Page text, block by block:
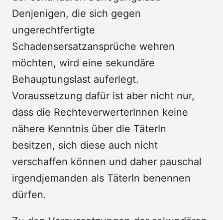
Denjenigen, die sich gegen
ungerechtfertigte
Schadensersatzansprüche wehren
möchten, wird eine sekundäre
Behauptungslast auferlegt.
Voraussetzung dafür ist aber nicht nur,
dass die RechteverwerterInnen keine
nähere Kenntnis über die TäterIn
besitzen, sich diese auch nicht
verschaffen können und daher pauschal
irgendjemanden als TäterIn benennen
dürfen.